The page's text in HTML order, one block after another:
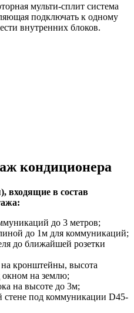
мульти-сплит система
подключать к одному
внутренних блоков.
кондиционера
входящие в состав
до 3 метров;
до 1м для коммуникаций;
до ближайшей розетки
кронштейны, высота
окном на землю;
на высоте до 3м;
стене под коммуникации D45-